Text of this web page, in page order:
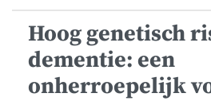
Hoog genetisch
dementie: een
onherroepelijk